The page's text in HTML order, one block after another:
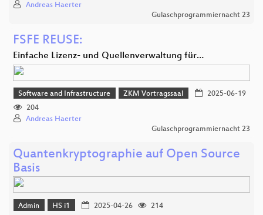
Andreas Haerter
Gulaschprogrammiernacht 23
FSFE REUSE:
Einfache Lizenz- und Quellenverwaltung für…
Software and Infrastructure ZKM Vortragssaal
2025-06-19
204
Andreas Haerter
Gulaschprogrammiernacht 23
Quantenkryptographie auf Open Source
Basis
Admin HS i1 2025-04-26
214